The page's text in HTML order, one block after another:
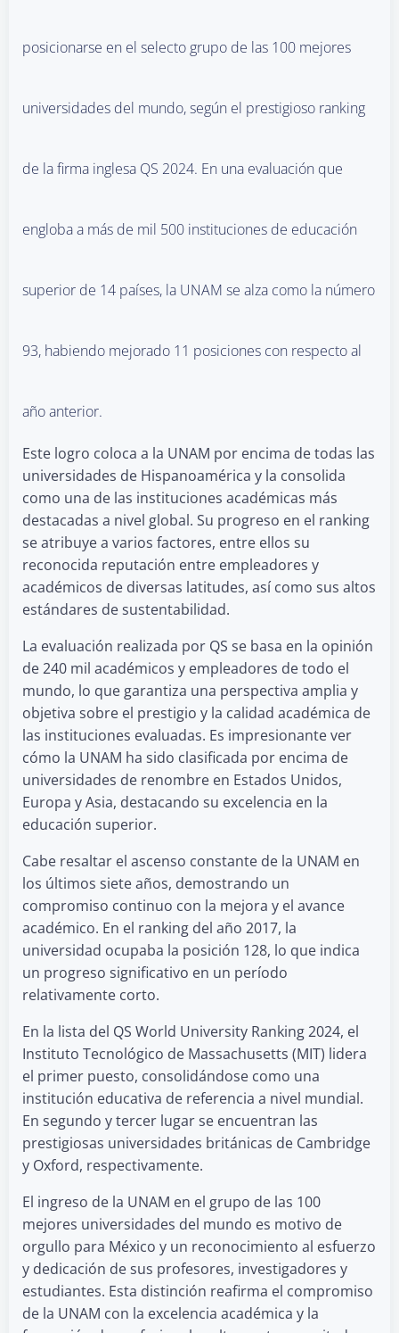
posicionarse en el selecto grupo de las 100 mejores
universidades del mundo, según el prestigioso ranking
de la firma inglesa QS 2024. En una evaluación que
engloba a más de mil 500 instituciones de educación
superior de 14 países, la UNAM se alza como la número
93, habiendo mejorado 11 posiciones con respecto al
año anterior.
Este logro coloca a la UNAM por encima de todas las
universidades de Hispanoamérica y la consolida
como una de las instituciones académicas más
destacadas a nivel global. Su progreso en el ranking
se atribuye a varios factores, entre ellos su
reconocida reputación entre empleadores y
académicos de diversas latitudes, así como sus altos
estándares de sustentabilidad.
La evaluación realizada por QS se basa en la opinión
de 240 mil académicos y empleadores de todo el
mundo, lo que garantiza una perspectiva amplia y
objetiva sobre el prestigio y la calidad académica de
las instituciones evaluadas. Es impresionante ver
cómo la UNAM ha sido clasificada por encima de
universidades de renombre en Estados Unidos,
Europa y Asia, destacando su excelencia en la
educación superior.
Cabe resaltar el ascenso constante de la UNAM en
los últimos siete años, demostrando un
compromiso continuo con la mejora y el avance
académico. En el ranking del año 2017, la
universidad ocupaba la posición 128, lo que indica
un progreso significativo en un período
relativamente corto.
En la lista del QS World University Ranking 2024, el
Instituto Tecnológico de Massachusetts (MIT) lidera
el primer puesto, consolidándose como una
institución educativa de referencia a nivel mundial.
En segundo y tercer lugar se encuentran las
prestigiosas universidades británicas de Cambridge
y Oxford, respectivamente.
El ingreso de la UNAM en el grupo de las 100
mejores universidades del mundo es motivo de
orgullo para México y un reconocimiento al esfuerzo
y dedicación de sus profesores, investigadores y
estudiantes. Esta distinción reafirma el compromiso
de la UNAM con la excelencia académica y la